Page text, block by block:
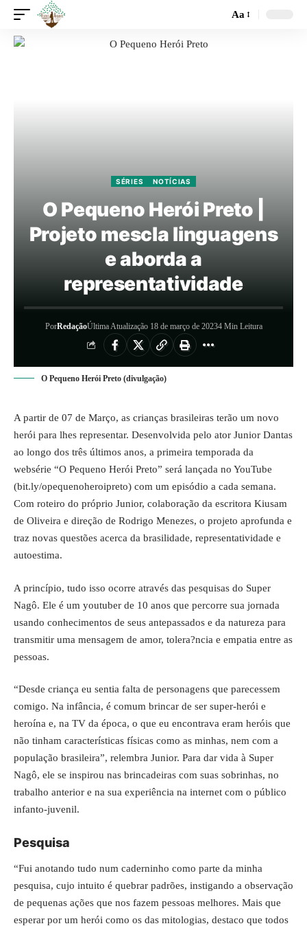
Aa
SÉRIES NOTÍCIAS
O Pequeno Herói Preto |
Projeto mescla linguagens
e aborda a
representatividade
PorRedaçãoÚltima Atualização 18 de março de 20234 Min Leitura
O Pequeno Herói Preto (divulgação)
A partir de 07 de Março, as crianças brasileiras terão um novo
herói para lhes representar. Desenvolvida pelo ator Junior Dantas
ao longo dos três últimos anos, a primeira temporada da
websérie “O Pequeno Herói Preto” será lançada no YouTube
(bit.ly/opequenoheroipreto) com um episódio a cada semana.
Com roteiro do próprio Junior, colaboração da escritora Kiusam
de Oliveira e direção de Rodrigo Menezes, o projeto aprofunda e
traz novas questões acerca da brasilidade, representatividade e
autoestima.
A princípio, tudo isso ocorre através das pesquisas do Super
Nagô. Ele é um youtuber de 10 anos que percorre sua jornada
usando conhecimentos de seus antepassados e da natureza para
transmitir uma mensagem de amor, tolera?ncia e empatia entre as
pessoas.
“Desde criança eu sentia falta de personagens que parecessem
comigo. Na infância, é comum brincar de ser super-herói e
heroína e, na TV da época, o que eu encontrava eram heróis que
não tinham características físicas como as minhas, nem com a
população brasileira”, relembra Junior. Para dar vida à Super
Nagô, ele se inspirou nas brincadeiras com suas sobrinhas, no
trabalho anterior e na sua experiência na internet com o público
infanto-juvenil.
Pesquisa
“Fui anotando tudo num caderninho como parte da minha
pesquisa, cujo intuito é quebrar padrões, instigando a observação
de pequenas ações que nos fazem pessoas melhores. Mais que
esperar por um herói como os das mitologias, destaco que todos